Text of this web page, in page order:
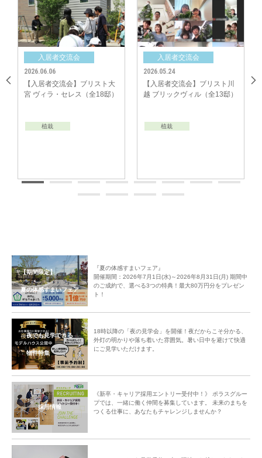
いよいよビンゴゲームへ！ 抽選でお名前を読み上げていき、たてよこナナ
メ1列が揃ったら「ビンゴ！！」。なんと２回目に４家族が「ビンゴ！」。
揃った方でじゃんけん大会となり楽しいひと時と交流を深められました。
アレンジしていきます。
「○○さん、そうそう順調ですね。」「○○さんいい感じ、できあがったら画
面に見せてくださいね。」
講師がZOOM内のアレンジの様子をみながら個々に指導。みなさん楽しくア
レンジしていきオリジナリティあふれる作品が出来上がりました。
最後は、みなさん集まって出来上がったスワッグと一緒に記念撮影。庭木の
お手入れプチレクチャーもあり、楽しいワークショップと交流を深めるひと
時となりました。
みなさんに今回の交流会のご感想を伺いました。
「思った以上に楽しかったです。」
「お話しした事のない方とも交流が出来て貴重な経験になりました。」
「入居者の方と合流できる良い機会でしたありがとうございます！スワッグ
作りもとても素敵で楽しかったです！」
中央グリーン開発㈱では、これからの街の成長を楽しみにしつつ、今後も
】ブリスト大
ス（全18邸）
【入居者交流会】ブリスト川
越 ブリックヴィル（全13邸）
【入居者交流会】ビ
イス新八柱 トライラ
【期間限定】
夏の体感すまいフェア
『夏の体感すまいフェア』
開催期間：2026年7月1日(水)～2026年8月31日(月) 期間中
のご成約で、選べる3つの特典！最大80万円分をプレゼン
ト！
夜でも見学できる
物件特集
18時以降の「夜の見学会」を開催！夜だからこそ分かる、
外灯の明かりや落ち着いた雰囲気。暑い日中を避けて快適
にご見学いただけます。
採用情報
《新卒・キャリア採用エントリー受付中！》 ポラスグルー
プでは、一緒に働く仲間を募集しています。 未来のまちを
つくる仕事に、あなたもチャレンジしませんか？